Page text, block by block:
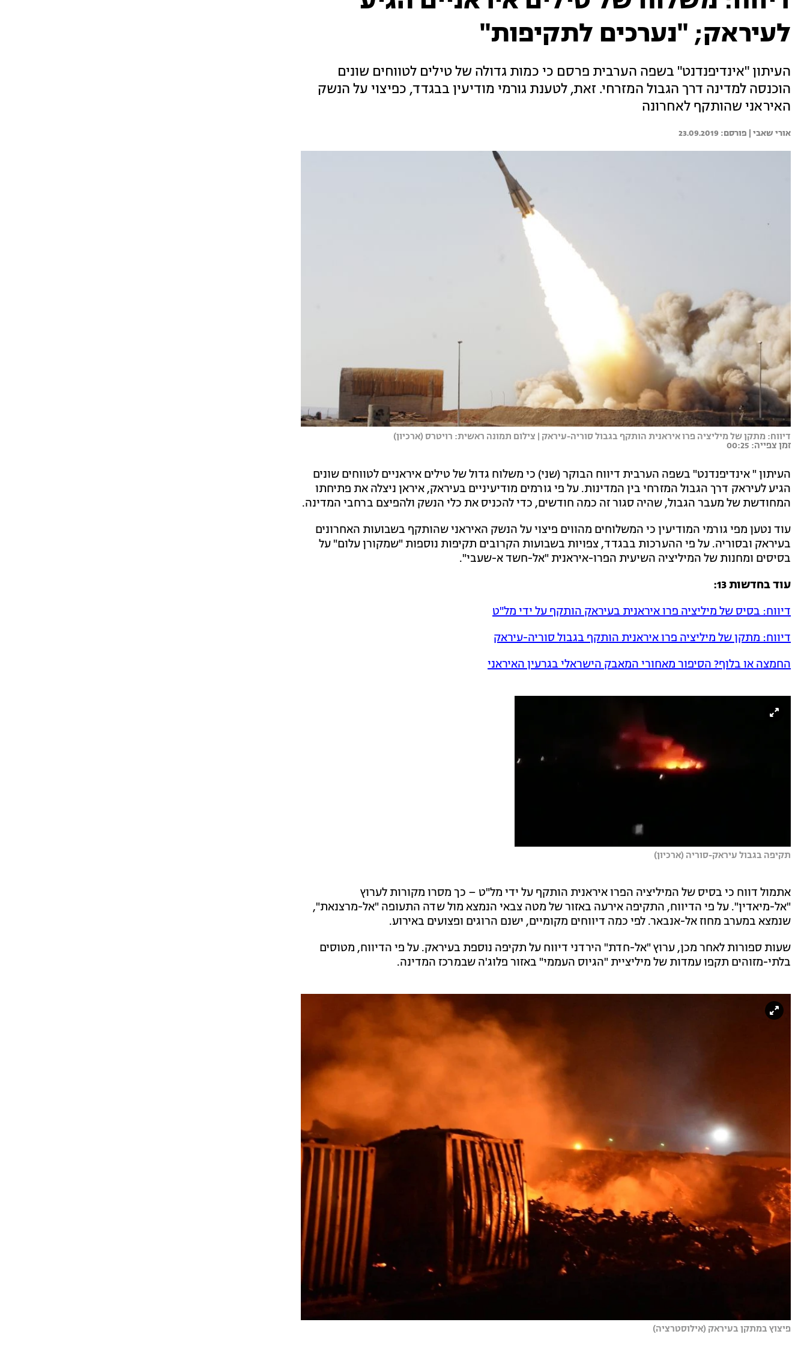
לעיראק; "נערכים לתקיפות"
העיתון "אינדיפנדנט" בשפה הערבית פרסם כי כמות גדולה של טילים לטווחים שונים
הוכנסה למדינה דרך הגבול המזרחי. זאת, לטענת גורמי מודיעין בבגדד, כפיצוי על הנשק
האיראני שהותקף לאחרונה
אורי שאבי | 23.09.2019
דיווח: מתקן של מיליציה פרו איראנית הותקף בגבול סוריה-עיראק | צילום תמונה ראשית: רויטרס (ארכיון)
זמן צפייה: 00:25
העיתון " אינדיפנדנט" בשפה הערבית דיווח הבוקר (שני) כי משלוח גדול של טילים איראניים לטווחים שונים
הגיע לעיראק דרך הגבול המזרחי בין המדינות. על פי גורמים מודיעיניים בעיראק, איראן ניצלה את פתיחתו
המחודשת של מעבר הגבול, שהיה סגור זה כמה חודשים, כדי להכניס את כלי הנשק ולהפיצם ברחבי המדינה.
עוד נטען מפי גורמי המודיעין כי המשלוחים מהווים פיצוי על הנשק האיראני שהותקף בשבועות האחרונים
בעיראק ובסוריה. על פי ההערכות בבגדד, צפויות בשבועות הקרובים תקיפות נוספות "שמקורן עלום" על
בסיסים ומחנות של המיליציה השיעית הפרו-איראנית "אל-חשד א-שעבי".
עוד בחדשות 13:
דיווח: בסיס של מיליציה פרו איראנית בעיראק הותקף על ידי מל"ט
דיווח: מתקן של מיליציה פרו איראנית הותקף בגבול סוריה-עיראק
החמצה או בלוף? הסיפור מאחורי המאבק הישראלי בגרעין האיראני
תקיפה בגבול עיראק-סוריה (ארכיון)
אתמול דווח כי בסיס של המיליציה הפרו איראנית הותקף על ידי מל"ט – כך מסרו מקורות לערוץ
"אל-מיאדין". על פי הדיווח, התקיפה אירעה באזור של מטה צבאי הנמצא מול שדה התעופה "אל-מרצנאת",
שנמצא במערב מחוז אל-אנבאר. לפי כמה דיווחים מקומיים, ישנם הרוגים ופצועים באירוע.
שעות ספורות לאחר מכן, ערוץ "אל-חדת" הירדני דיווח על תקיפה נוספת בעיראק. על פי הדיווח, מטוסים
בלתי-מזוהים תקפו עמדות של מיליציית "הגיוס העממי" באזור פלוג'ה שבמרכז המדינה.
פיצוץ במתקן בעיראק (אילוסטרציה)